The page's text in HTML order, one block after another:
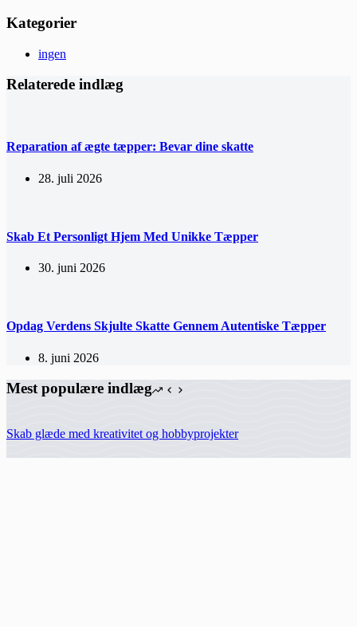
Kategorier
ingen
Relaterede indlæg
Reparation af ægte tæpper: Bevar dine skatte
28. juli 2026
Skab Et Personligt Hjem Med Unikke Tæpper
30. juni 2026
Opdag Verdens Skjulte Skatte Gennem Autentiske Tæpper
8. juni 2026
Mest populære indlæg
Skab glæde med kreativitet og hobbyprojekter
Reparation af ægte tæpper: Bevar dine skatte